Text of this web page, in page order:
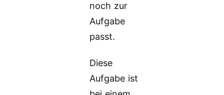
noch zur
Aufgabe
passt.
Diese
Aufgabe ist